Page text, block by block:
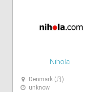
Nihola
Denmark (丹)
unknow